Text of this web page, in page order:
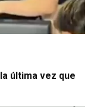
última vez que